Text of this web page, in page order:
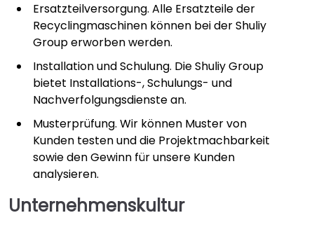
Ersatzteilversorgung. Alle Ersatzteile der
Recyclingmaschinen können bei der Shuliy
Group erworben werden.
Installation und Schulung. Die Shuliy Group
bietet Installations-, Schulungs- und
Nachverfolgungsdienste an.
Musterprüfung. Wir können Muster von
Kunden testen und die Projektmachbarkeit
sowie den Gewinn für unsere Kunden
analysieren.
Unternehmenskultur